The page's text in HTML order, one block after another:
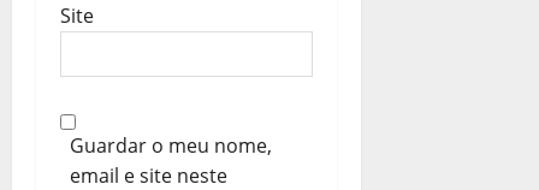
Site
Guardar o meu nome,
email e site neste